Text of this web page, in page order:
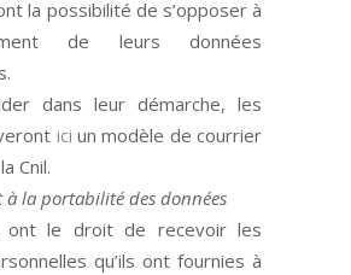
la possibilité de s’opposer à
de leurs données
dans leur démarche, les
ici un modèle de courrier
Cnil.
à la portabilité des données
ontle droit de recevoir les
qu’ils ont fournies à